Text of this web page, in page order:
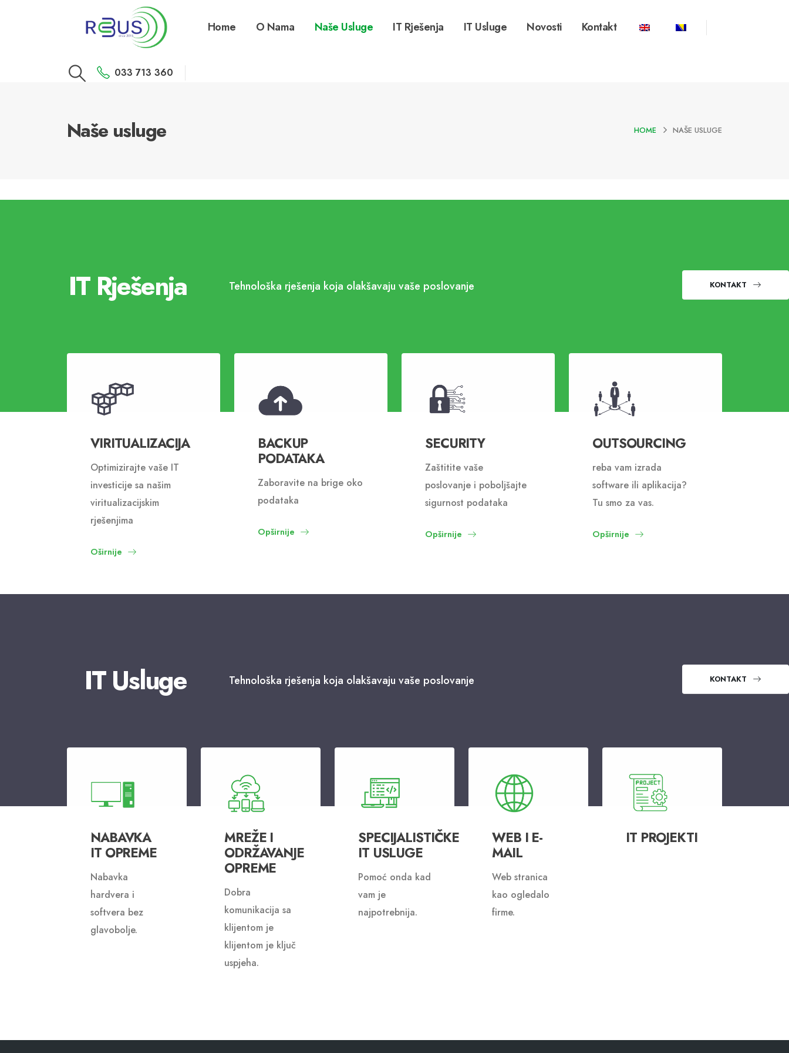
Home O Nama Naše Usluge IT Rješenja IT Usluge Novosti Kontakt
033 713 360
Naše usluge HOME NAŠE USLUGE
IT Rješenja Tehnološka rješenja koja olakšavaju vaše poslovanje KONTAKT
VIRITUALIZACIJA
Optimizirajte vaše IT
investicije sa našim
viritualizacijskim
rješenjima
Oširnije
BACKUP
PODATAKA
Zaboravite na brige oko
podataka
Opširnije
SECURITY
Zaštitite vaše
poslovanje i poboljšajte
sigurnost podataka
Opširnije
OUTSOURCING
reba vam izrada
software ili aplikacija?
Tu smo za vas.
Opširnije
IT Usluge Tehnološka rješenja koja olakšavaju vaše poslovanje KONTAKT
NABAVKA
IT OPREME
Nabavka
hardvera i
softvera bez
glavobolje.
MREŽE I
ODRŽAVANJE
OPREME
Dobra
komunikacija sa
klijentom je
klijentom je ključ
uspjeha.
SPECIJALISTIČKE
IT USLUGE
Pomoć onda kad
vam je
najpotrebnija.
WEB I E-
MAIL
Web stranica
kao ogledalo
firme.
IT PROJEKTI